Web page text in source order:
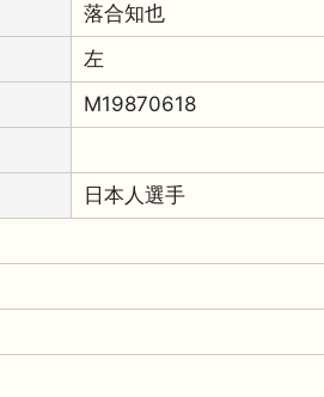
落合知也
左
M19870618
日本人選手